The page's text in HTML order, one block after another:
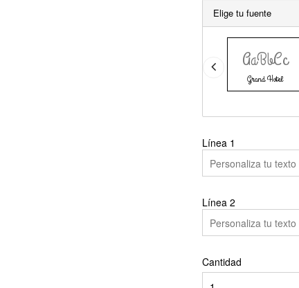
Elige tu fuente
AaBbCc
Grand Hotel
Línea 1
Línea 2
Cantidad